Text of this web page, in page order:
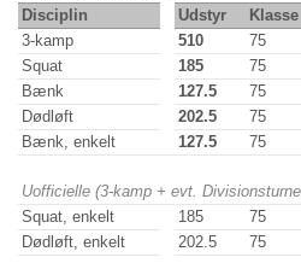
Disciplin Udstyr Klasse
3-kamp
510 75
Squat
185 75
Bænk
127.5 75
Dødløft
202.5 75
Bænk, enkelt
127.5 75
Uofficielle (3-kamp + evt.
Squat, enkelt
185 75
Dødløft, enkelt
202.5 75